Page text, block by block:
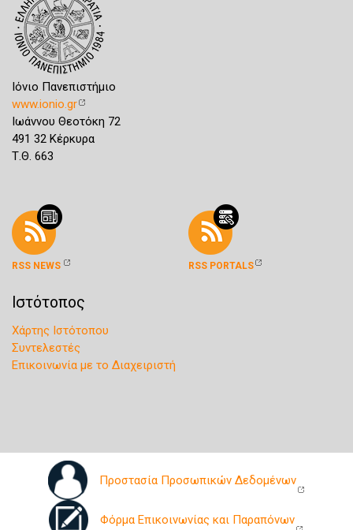
Ιόνιο Πανεπιστήμιο
www.ionio.gr
Ιωάννου Θεοτόκη 72
491 32 Κέρκυρα
Τ.Θ. 663
RSS NEWS RSS PORTALS
Ιστότοπος
Χάρτης Ιστότοπου
Συντελεστές
Επικοινωνία με το Διαχειριστή
Προστασία Προσωπικών Δεδομένων
Φόρμα Επικοινωνίας και Παραπόνων